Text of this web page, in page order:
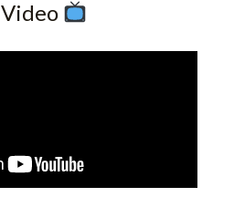
​ Video